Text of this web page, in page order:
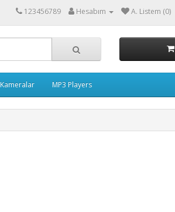
123456789 Hesabım A. Listem (0)
Kameralar MP3 Players